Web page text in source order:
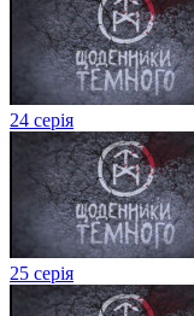
24 серія
25 серія